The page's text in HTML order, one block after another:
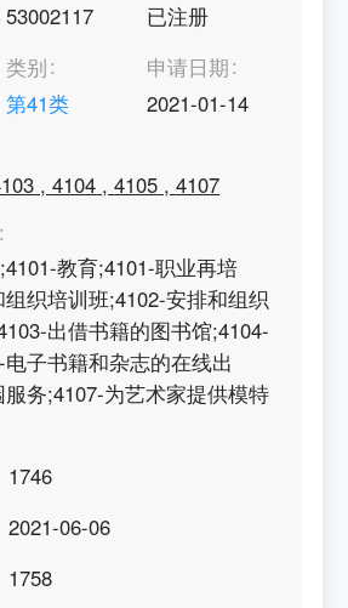
53002117
已注册
类别
第41类
申请日期
2021-01-14
,4104 ,4105 ,4107
教育;4101-职业再培
织培训班;4102-安排和组织
出借书籍的图书馆;4104-
子书籍和杂志的在线出
务;4107-为艺术家提供模特
1746
2021-06-06
1758